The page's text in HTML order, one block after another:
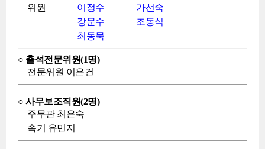
위원
이정수
가선숙
강문수
조동식
최동묵
○ 출석전문위원(1명)
전문위원 이은건
○ 사무보조직원(2명)
주무관 최은숙
속기 유민지